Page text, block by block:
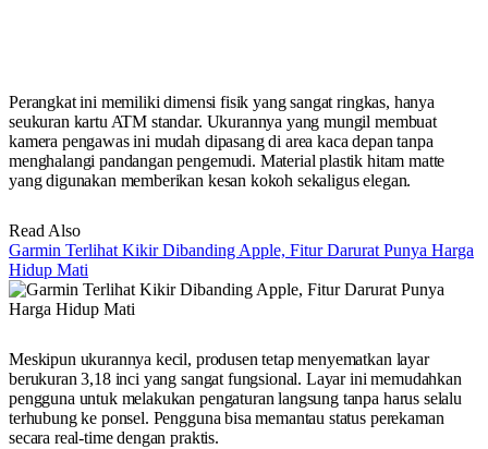
Perangkat ini memiliki dimensi fisik yang sangat ringkas, hanya
seukuran kartu ATM standar. Ukurannya yang mungil membuat
kamera pengawas ini mudah dipasang di area kaca depan tanpa
menghalangi pandangan pengemudi. Material plastik hitam matte
yang digunakan memberikan kesan kokoh sekaligus elegan.
Read Also
Garmin Terlihat Kikir Dibanding Apple, Fitur Darurat Punya Harga
Hidup Mati
Meskipun ukurannya kecil, produsen tetap menyematkan layar
berukuran 3,18 inci yang sangat fungsional. Layar ini memudahkan
pengguna untuk melakukan pengaturan langsung tanpa harus selalu
terhubung ke ponsel. Pengguna bisa memantau status perekaman
secara real-time dengan praktis.